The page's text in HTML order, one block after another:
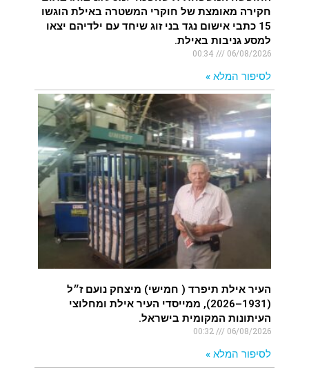
חקירה מאומצת של חוקרי המשטרה באילת הוגשו
15 כתבי אישום נגד בני זוג שיחד עם ילדיהם יצאו
למסע גניבות באילת.
06/08/2026
לסיפור המלא »
העיר אילת תיפרד ( חמישי) מיצחק נועם ז״ל
(1931–2026), ממייסדי העיר אילת ומחלוצי
העיתונות המקומית בישראל.
06/08/2026
לסיפור המלא »